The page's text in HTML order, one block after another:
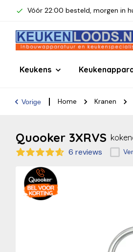
Vóór 22:00 besteld, morgen in
Keukens
Vorige Home Kranen
Quooker 3XRVS
6 reviews